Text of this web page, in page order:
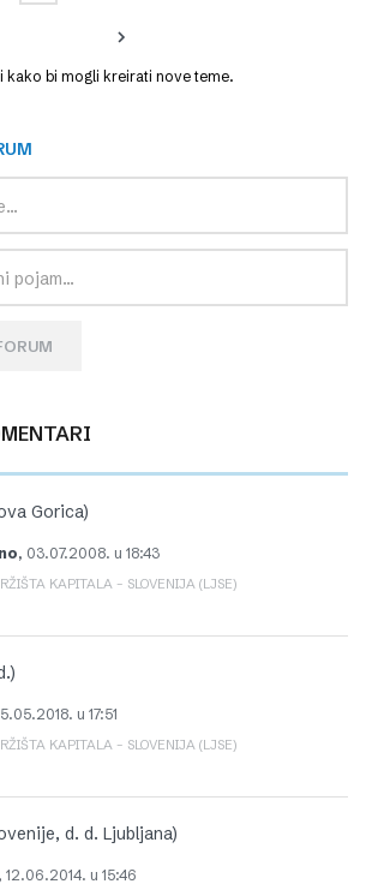
kako bi mogli kreirati nove teme.
Gorica)
, 03.07.2008. u 18:43
KAPITALA – SLOVENIJA (LJSE)
u 17:51
KAPITALA – SLOVENIJA (LJSE)
d. d. Ljubljana)
, 12.06.2014. u 15:46